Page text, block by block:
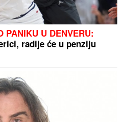
NE ISPUŠTAMO GA IZ
unuku, porodici Gudelj i
nisam je savetovala",
10 godina